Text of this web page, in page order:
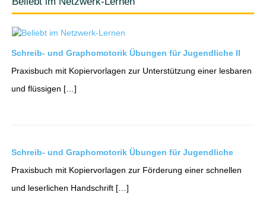
Schreib- und Graphomotorik Übungen für Jugendliche II
Praxisbuch mit Kopiervorlagen zur Unterstützung einer lesbaren
und flüssigen […]
Schreib- und Graphomotorik Übungen für Jugendliche
Praxisbuch mit Kopiervorlagen zur Förderung einer schnellen
und leserlichen Handschrift […]